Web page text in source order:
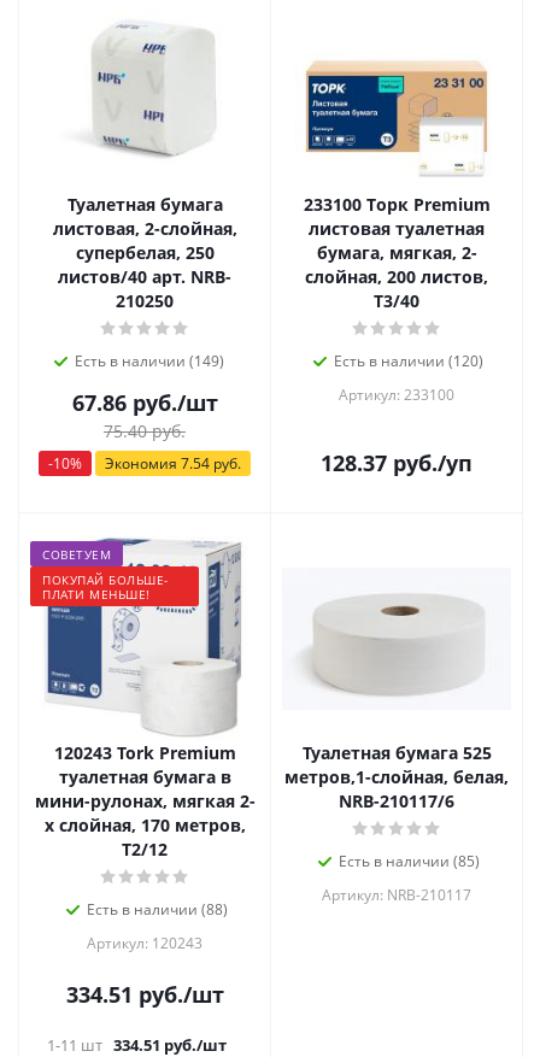
Туалетная бумага
листовая, 2-слойная,
супербелая, 250
листов/40 арт. NRB-
210250
Есть в наличии (149)
67.86руб./шт
75.40руб.
-10% Экономия 7.54 руб.
233100 Tорк Premium
листовая туалетная
бумага, мягкая, 2-
слойная, 200 листов,
Т3/40
Есть в наличии (120)
Артикул: 233100
128.37 руб./уп
СОВЕТУЕМ
ПОКУПАЙ БОЛЬШЕ-
ПЛАТИ МЕНЬШЕ!
120243 Tork Premium
туалетная бумага в
мини-рулонах, мягкая 2-
х слойная, 170 метров,
Т2/12
Есть в наличии (88)
Артикул: 120243
334.51 руб./шт
1-11 шт 334.51 руб./шт
Туалетная бумага 525
метров,1-слойная, белая,
NRB-210117/6
Есть в наличии (85)
Артикул: NRB-210117